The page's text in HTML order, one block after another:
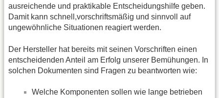
ausreichende und praktikable Entscheidungshilfe geben.
Damit kann schnell,vorschriftsmäßig und sinnvoll auf
ungewöhnliche Situationen reagiert werden.
Der Hersteller hat bereits mit seinen Vorschriften einen
entscheidenden Anteil am Erfolg unserer Bemühungen. In
solchen Dokumenten sind Fragen zu beantworten wie:
Welche Komponenten sollen wie lange betrieben